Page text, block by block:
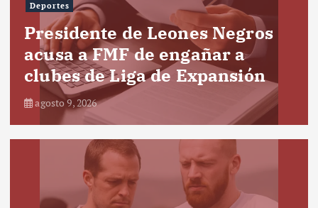
Deportes
Presidente de Leones Negros
acusa a FMF de engañar a
clubes de Liga de Expansión
agosto 9, 2026